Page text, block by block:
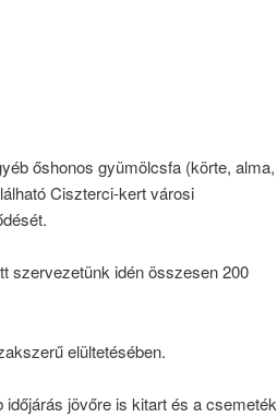
őshonos gyümölcsfa (körte, alma,
Ciszterci-kert városi
szervezetünk idén összesen 200
elültetésében.
jövőre is kitart és a csemeték